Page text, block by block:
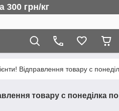
300 грн/кг
Відправлення товару c
товару c понеділка по